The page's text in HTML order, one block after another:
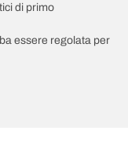
di primo
essere regolata per